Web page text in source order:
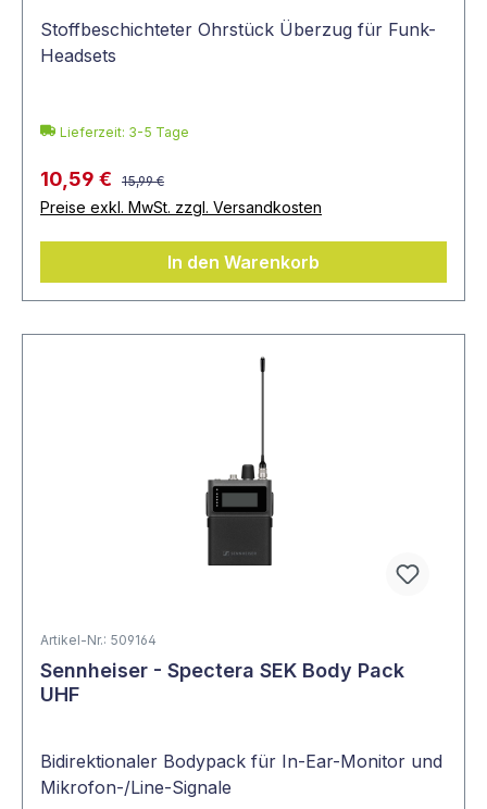
Stoffbeschichteter Ohrstück Überzug für Funk-
Headsets
Lieferzeit: 3-5 Tage
10,59 € 15,99 €
Preise exkl. MwSt. zzgl. Versandkosten
In den Warenkorb
Artikel-Nr.: 509164
Sennheiser - Spectera SEK Body Pack
UHF
Bidirektionaler Bodypack für In-Ear-Monitor und
Mikrofon-/Line-Signale